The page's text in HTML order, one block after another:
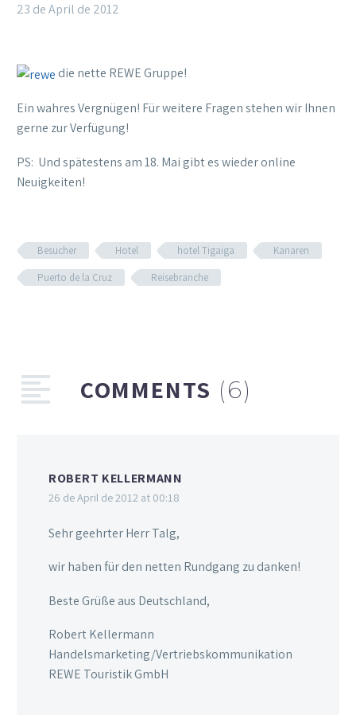
23 de April de 2012
die nette REWE Gruppe!
Ein wahres Vergnügen! Für weitere Fragen stehen wir Ihnen
gerne zur Verfügung!
PS: Und spätestens am 18. Mai gibt es wieder online
Neuigkeiten!
Besucher Hotel hotel Tigaiga
Kanaren
Puerto de la Cruz
Reisebranche
COMMENTS (6)
ROBERT KELLERMANN
26 de April de 2012 at 00:18
Sehr geehrter Herr Talg,
wir haben für den netten Rundgang zu danken!
Beste Grüße aus Deutschland,
Robert Kellermann
Handelsmarketing/Vertriebskommunikation
REWE Touristik GmbH